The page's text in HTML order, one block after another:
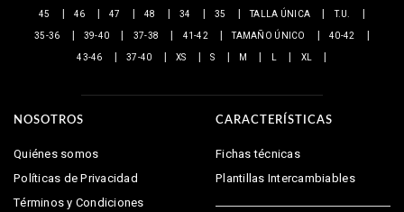
45
46 47 48 34 35 TALLA ÚNICA
T.U.
35-36
39-40 37-38 41-42 TAMAÑO ÚNICO
40-42
43-46
37-40 XS S M L XL
NOSOTROS
Quiénes somos
Políticas de Privacidad
Términos y Condiciones
CARACTERÍSTICAS
Fichas técnicas
Plantillas Intercambiables